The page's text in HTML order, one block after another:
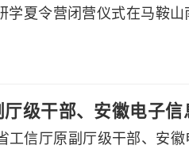
夏令营闭营仪式在马鞍山
级干部、安徽电子
信厅原副厅级干部、安